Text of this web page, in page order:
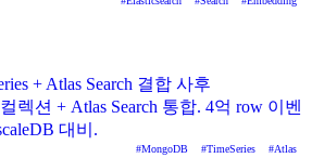
+ Atlas Search 결합 사후
렉션 + Atlas Search 통합. 4억 row 이벤
대비.
#MongoDB #TimeSeries #Atlas